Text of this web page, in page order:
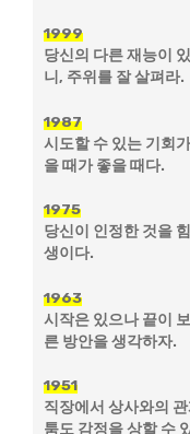
1999
당신의 다른 재능이
니, 주위를 잘 살펴라.
1987
시도할 수 있는 기회
을 때가 좋을 때다.
1975
당신이 인정한 것을
생이다.
1963
시작은 있으나 끝이
른 방안을 생각하자.
1951
직장에서 상사와의
툼도 감정을 상할 수